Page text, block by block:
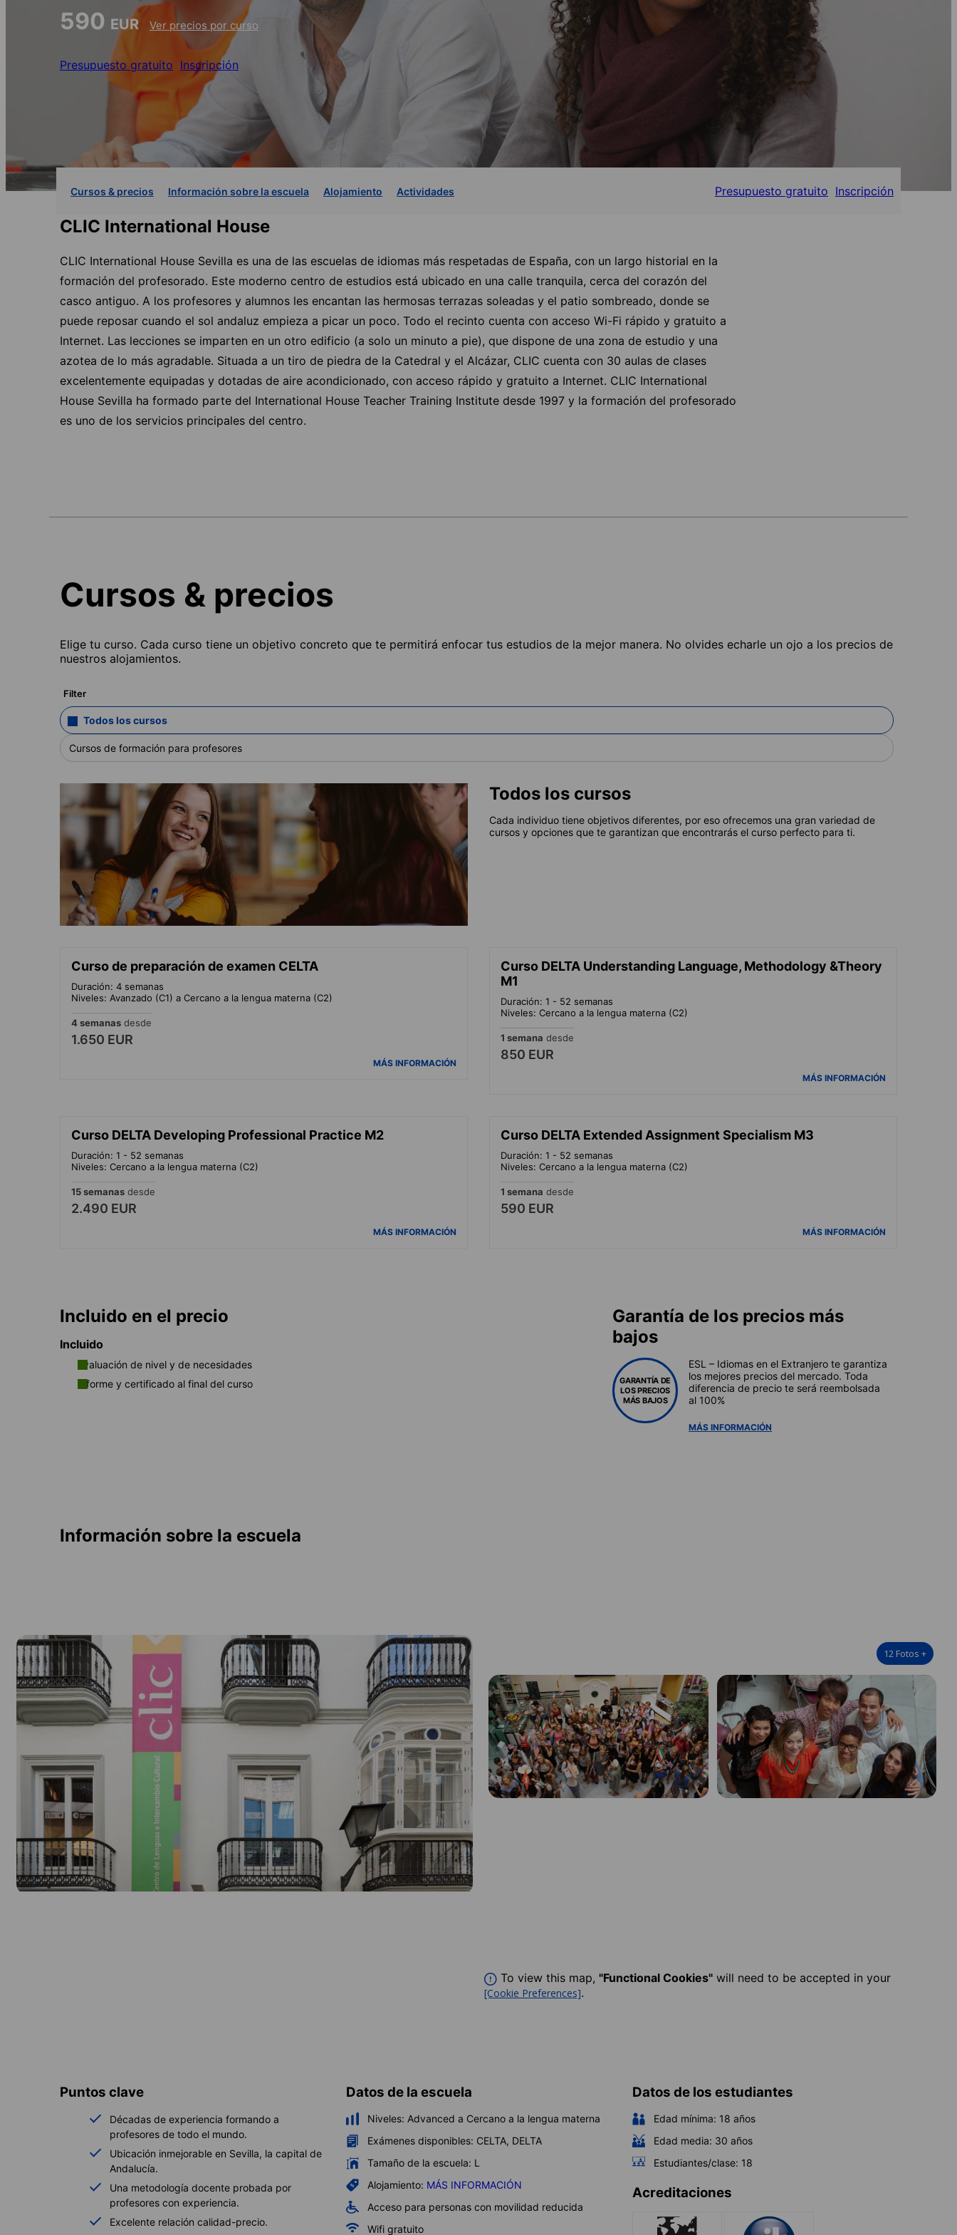
590 EUR Ver precios por curso
Presupuesto gratuito Inscripción
Cursos & precios Información sobre la escuela Alojamiento Actividades Presupuesto gratuito Inscripción
CLIC International House
CLIC International House Sevilla es una de las escuelas de idiomas más respetadas de España, con un largo historial en la
formación del profesorado. Este moderno centro de estudios está ubicado en una calle tranquila, cerca del corazón del
casco antiguo. A los profesores y alumnos les encantan las hermosas terrazas soleadas y el patio sombreado, donde se
puede reposar cuando el sol andaluz empieza a picar un poco. Todo el recinto cuenta con acceso Wi-Fi rápido y gratuito a
Internet. Las lecciones se imparten en un otro edificio (a solo un minuto a pie), que dispone de una zona de estudio y una
azotea de lo más agradable. Situada a un tiro de piedra de la Catedral y el Alcázar, CLIC cuenta con 30 aulas de clases
excelentemente equipadas y dotadas de aire acondicionado, con acceso rápido y gratuito a Internet. CLIC International
House Sevilla ha formado parte del International House Teacher Training Institute desde 1997 y la formación del profesorado
es uno de los servicios principales del centro.
Cursos & precios
Elige tu curso. Cada curso tiene un objetivo concreto que te permitirá enfocar tus estudios de la mejor manera. No olvides echarle un ojo a los precios de
nuestros alojamientos.
Filter
Todos los cursos
Cursos de formación para profesores
Todos los cursos
Cada individuo tiene objetivos diferentes, por eso ofrecemos una gran variedad de
cursos y opciones que te garantizan que encontrarás el curso perfecto para ti.
Curso de preparación de examen CELTA
Duración: 4 semanas
Niveles: Avanzado (C1) a Cercano a la lengua materna (C2)
4 semanas desde
1.650 EUR
MÁS INFORMACIÓN
Curso DELTA Understanding Language, Methodology &Theory
M1
Duración: 1 - 52 semanas
Niveles: Cercano a la lengua materna (C2)
1 semana desde
850 EUR
MÁS INFORMACIÓN
Curso DELTA Developing Professional Practice M2
Duración: 1 - 52 semanas
Niveles: Cercano a la lengua materna (C2)
15 semanas desde
2.490 EUR
MÁS INFORMACIÓN
Curso DELTA Extended Assignment Specialism M3
Duración: 1 - 52 semanas
Niveles: Cercano a la lengua materna (C2)
1 semana desde
590 EUR
MÁS INFORMACIÓN
Incluido en el precio
Incluido
Evaluación de nivel y de necesidades
Informe y certificado al final del curso
Garantía de los precios más
bajos
GARANTÍA DE
LOS PRECIOS
MÁS BAJOS
ESL – Idiomas en el Extranjero te garantiza
los mejores precios del mercado. Toda
diferencia de precio te será reembolsada
al 100%
MÁS INFORMACIÓN
Información sobre la escuela
12 Fotos +
To view this map, "Functional Cookies" will need to be accepted in your
[Cookie Preferences].
Puntos clave
Décadas de experiencia formando a
profesores de todo el mundo.
Ubicación inmejorable en Sevilla, la capital de
Andalucía.
Una metodología docente probada por
profesores con experiencia.
Excelente relación calidad-precio.
Datos de la escuela
Niveles: Advanced a Cercano a la lengua materna
Exámenes disponibles: CELTA, DELTA
Tamaño de la escuela: L
Alojamiento: MÁS INFORMACIÓN
Acceso para personas con movilidad reducida
Wifi gratuito
Datos de los estudiantes
Edad mínima: 18 años
Edad media: 30 años
Estudiantes/clase: 18
Acreditaciones